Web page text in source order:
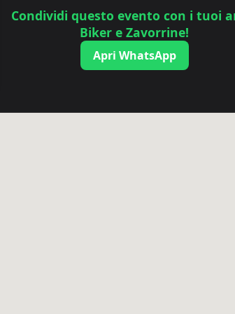
Condividi questo evento con i tuoi
Biker e Zavorrine!
Apri WhatsApp